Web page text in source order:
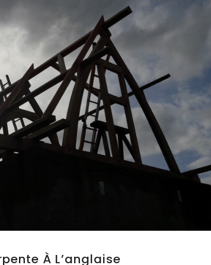
À L’anglaise